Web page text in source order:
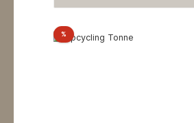
%Rabatt